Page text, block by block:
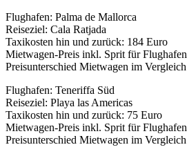
Flughafen: Palma de Mallorca
Reiseziel: Cala Ratjada
Taxikosten hin und zurück: 184 Euro
Mietwagen-Preis inkl. Sprit für
Preisunterschied Mietwagen im
Flughafen: Teneriffa Süd
Reiseziel: Playa las Americas
Taxikosten hin und zurück: 75 Euro
Mietwagen-Preis inkl. Sprit für
Preisunterschied Mietwagen im